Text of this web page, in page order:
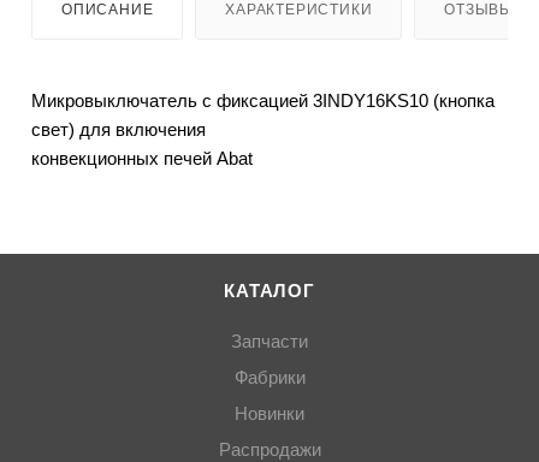
ОПИСАНИЕ ХАРАКТЕРИСТИКИ ОТЗЫВЫ
Микровыключатель с фиксацией 3INDY16KS10 (кнопка
свет) для включения
конвекционных печей Abat
КАТАЛОГ
Запчасти
Фабрики
Новинки
Распродажи